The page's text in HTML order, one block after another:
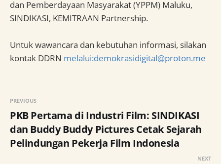
dan Pemberdayaan Masyarakat (YPPM) Maluku,
SINDIKASI, KEMITRAAN Partnership.
Untuk wawancara dan kebutuhan informasi, silakan
kontak DDRN melalui:demokrasidigital@proton.me
PREVIOUS
PKB Pertama di Industri Film: SINDIKASI
dan Buddy Buddy Pictures Cetak Sejarah
Pelindungan Pekerja Film Indonesia
NEXT